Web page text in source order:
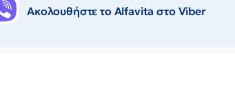
Ακολουθήστε το Αlfavita στο Viber